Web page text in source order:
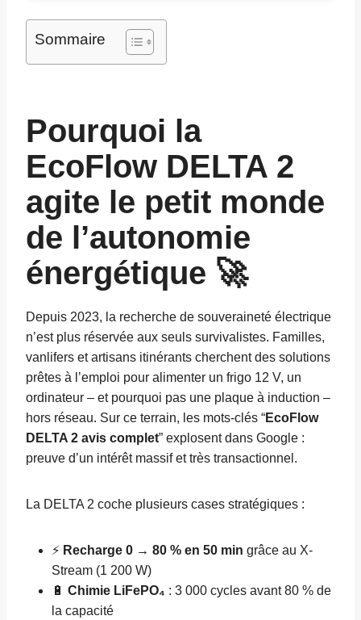
Sommaire
Pourquoi la
EcoFlow DELTA 2
agite le petit monde
de l’autonomie
énergétique 🚀
Depuis 2023, la recherche de souveraineté électrique
n’est plus réservée aux seuls survivalistes. Familles,
vanlifers et artisans itinérants cherchent des solutions
prêtes à l’emploi pour alimenter un frigo 12 V, un
ordinateur – et pourquoi pas une plaque à induction –
hors réseau. Sur ce terrain, les mots-clés “EcoFlow
DELTA 2 avis complet” explosent dans Google :
preuve d’un intérêt massif et très transactionnel.
La DELTA 2 coche plusieurs cases stratégiques :
⚡ Recharge 0 → 80 % en 50 min grâce au X-
Stream (1 200 W)
🔋 Chimie LiFePO₄ : 3 000 cycles avant 80 % de
la capacité